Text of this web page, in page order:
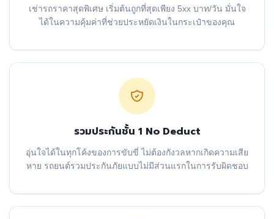
เช่ารถราคาสุดพิเศษ เริ่มต้นถูกที่สุดเพียง 5xx บาท/วัน มั่นใจ
ได้ในความคุ้มค่าที่ช่วยประหยัดเงินในกระเป๋าของคุณ
รวมประกันชั้น 1 No Deduct
อุ่นใจได้ในทุกโค้งของการขับขี่ ไม่ต้องกังวลหากเกิดความเสีย
หาย รถยนต์รวมประกันภัยแบบไม่มีส่วนแรกในการรับผิดชอบ